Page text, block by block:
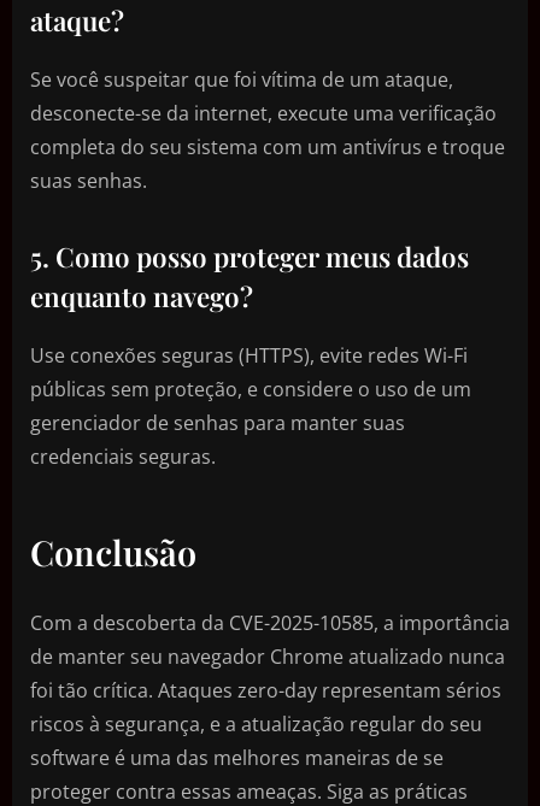
ataque?
Se você suspeitar que foi vítima de um ataque,
desconecte-se da internet, execute uma verificação
completa do seu sistema com um antivírus e troque
suas senhas.
5. Como posso proteger meus dados
enquanto navego?
Use conexões seguras (HTTPS), evite redes Wi-Fi
públicas sem proteção, e considere o uso de um
gerenciador de senhas para manter suas
credenciais seguras.
Conclusão
Com a descoberta da CVE-2025-10585, a importância
de manter seu navegador Chrome atualizado nunca
foi tão crítica. Ataques zero-day representam sérios
riscos à segurança, e a atualização regular do seu
software é uma das melhores maneiras de se
proteger contra essas ameaças. Siga as práticas